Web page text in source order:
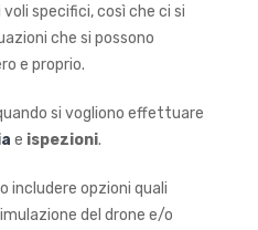
specifici, così che ci si
che si possono
e proprio.
si vogliono effettuare
e ispezioni.
includere opzioni quali
del drone e/o